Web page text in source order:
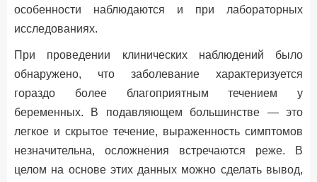
особенности наблюдаются и при лабораторных
исследованиях.
При проведении клинических наблюдений было
обнаружено, что заболевание характеризуется
гораздо более благоприятным течением у
беременных. В подавляющем большинстве — это
легкое и скрытое течение, выраженность симптомов
незначительна, осложнения встречаются реже. В
целом на основе этих данных можно сделать вывод,